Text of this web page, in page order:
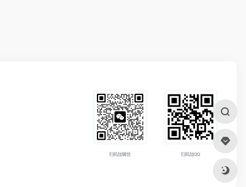
扫码加微信 扫码加QQ